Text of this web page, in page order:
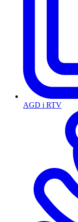
AGD i RTV